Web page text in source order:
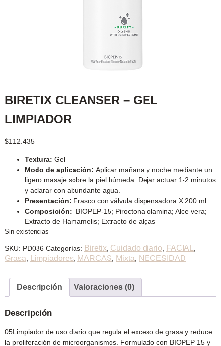
BIRETIX CLEANSER – GEL
LIMPIADOR
$112.435
Textura: Gel
Modo de aplicación: Aplicar mañana y noche mediante un
ligero masaje sobre la piel húmeda. Dejar actuar 1-2 minutos
y aclarar con abundante agua.
Presentación: Frasco con válvula dispensadora X 200 ml
Composición:
BIOPEP-15; Piroctona olamina; Aloe vera;
Extracto de Hamamelis; Extracto de algas
Sin existencias
SKU: PD036 Categorías: Biretix Cuidado diario FACIAL
Grasa Limpiadores MARCAS Mixta NECESIDAD
Descripción Valoraciones (0)
Descripción
05Limpiador de uso diario que regula el exceso de grasa y reduce
la proliferación de microorganismos. Formulado con BIOPEP 15 y